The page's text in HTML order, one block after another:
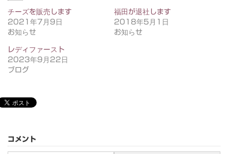
チーズを販売します
2021年7月9日
お知らせ
福田が退社します
2018年5月1日
お知らせ
レディファースト
2023年9月22日
ブログ
コメント